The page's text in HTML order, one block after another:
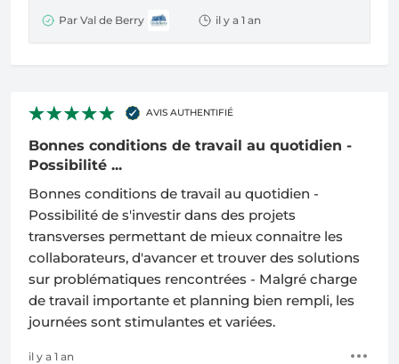
Par Val de Berry il y a 1 an
AVIS AUTHENTIFIÉ
Bonnes conditions de travail au quotidien -
Possibilité ...
Bonnes conditions de travail au quotidien -
Possibilité de s'investir dans des projets
transverses permettant de mieux connaitre les
collaborateurs, d'avancer et trouver des solutions
sur problématiques rencontrées - Malgré charge
de travail importante et planning bien rempli, les
journées sont stimulantes et variées.
il y a 1 an